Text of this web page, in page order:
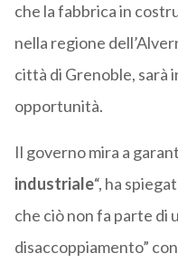
che la fabbrica in
nella regione
città di Grenoble, sarà
opportunità.
Il governo mira a
industriale“, ha
che ciò non fa parte di
disaccoppiamento”